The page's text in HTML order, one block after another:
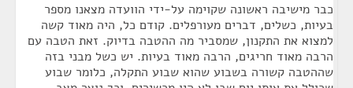
כבר מישיבה ראשונה שקוימה על-ידי הוועדה מצאנו מספר
בעיות, כשלים, דברים מעורפלים. קודם כל, היה מאוד קשה
למצוא את התקנון, שמסביר מה ההטבה בדיוק. זאת הטבה עם
הרבה מאוד חריגים, הרבה מאוד בעיות. יש כשל מבני בזה
שההטבה קשורה בשבוע שהוא שבוע התקלה, כלומר שבוע